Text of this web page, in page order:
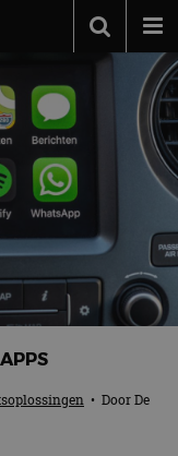
• DoorDe